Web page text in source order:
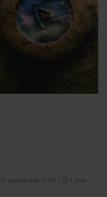
15 september 2015 1 min